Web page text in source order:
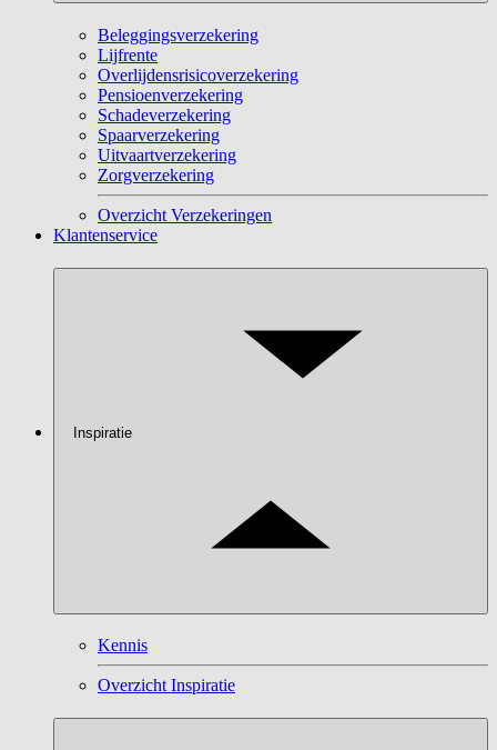
Beleggingsverzekering
Lijfrente
Overlijdensrisicoverzekering
Pensioenverzekering
Schadeverzekering
Spaarverzekering
Uitvaartverzekering
Zorgverzekering
Overzicht Verzekeringen
Klantenservice
Inspiratie
Kennis
Overzicht Inspiratie